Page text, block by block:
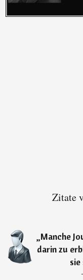
Zitate
„Manche
darin zu